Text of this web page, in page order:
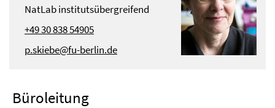
NatLab institutsübergreifend
+49 30 838 54905
p.skiebe@fu-berlin.de
Büroleitung